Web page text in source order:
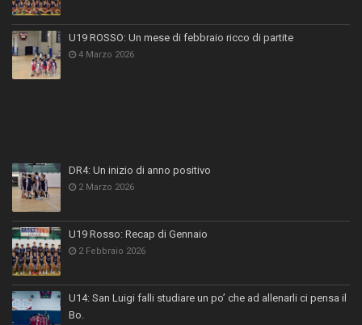
U19 ROSSO: Un mese di febbraio ricco di partite
4 Marzo 2026
DR4: Un inizio di anno positivo
2 Marzo 2026
U19 Rosso: Recap di Gennaio
2 Febbraio 2026
U14: San Luigi falli studiare un po’ che ad allenarli ci pensa il
Bo.